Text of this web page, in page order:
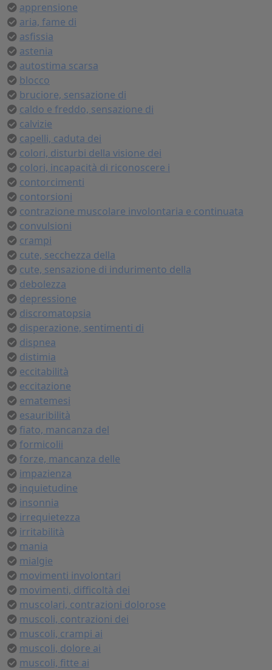
apprensione
aria, fame di
asfissia
astenia
autostima scarsa
blocco
bruciore, sensazione di
caldo e freddo, sensazione di
calvizie
capelli, caduta dei
colori, disturbi della visione dei
colori, incapacità di riconoscere i
contorcimenti
contorsioni
contrazione muscolare involontaria e continuata
convulsioni
crampi
cute, secchezza della
cute, sensazione di indurimento della
debolezza
depressione
discromatopsia
disperazione, sentimenti di
dispnea
distimia
eccitabilità
eccitazione
ematemesi
esauribilità
fiato, mancanza del
formicolii
forze, mancanza delle
impazienza
inquietudine
insonnia
irrequietezza
irritabilità
mania
mialgie
movimenti involontari
movimenti, difficoltà dei
muscolari, contrazioni dolorose
muscoli, contrazioni dei
muscoli, crampi ai
muscoli, dolore ai
muscoli, fitte ai